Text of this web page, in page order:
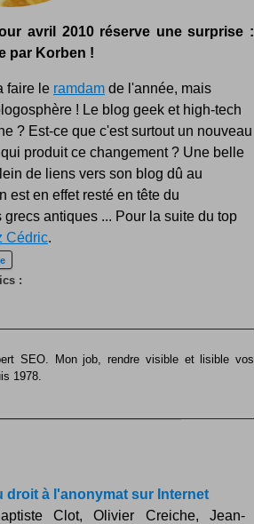
avril 2010 réserve une surprise :
par Korben !
faire le ramdam de l'année, mais
! Le blog geek et high-tech
? Est-ce que c'est surtout un nouveau
produit ce changement ? Une belle
de liens vers son blog dû au
est en effet resté en tête du
antiques ... Pour la suite du top
Cédric.
:
SEO. Mon job, rendre visible et lisible vos
1978.
droit à l'anonymat sur Internet
Clot, Olivier Creiche, Jean-